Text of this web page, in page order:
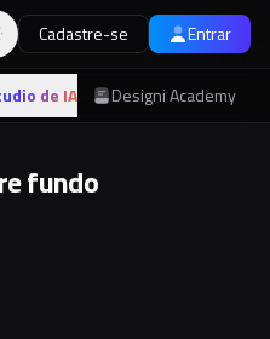
tema
Cadastre-se Entrar
de IA Designi Academy
fundo